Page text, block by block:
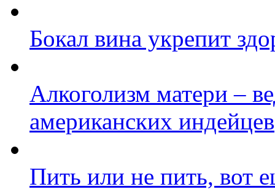
Бокал вина укрепит
Алкоголизм матери –
американских индейцев
Пить или не пить, вот